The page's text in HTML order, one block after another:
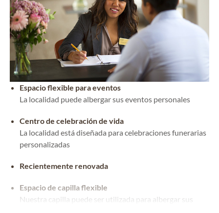
Espacio flexible para eventos
La localidad puede albergar sus eventos personales
Centro de celebración de vida
La localidad está diseñada para celebraciones funerarias
personalizadas
Recientemente renovada
Espacio de capilla flexible
Nuestra capilla puede ser utilizada para albergar sus